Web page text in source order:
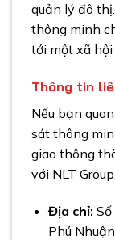
quản lý đô
thông minh
tới một xã
Thông tin
Nếu bạn
sát thông
giao thông
với NLT Group.
Địa chỉ:
Phú